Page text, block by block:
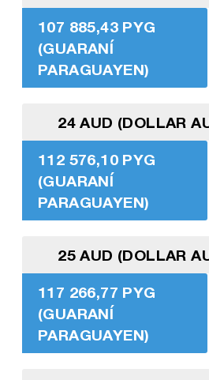
107 885,43 PYG
(GUARANÍ
PARAGUAYEN)
24 AUD (DOLLAR
112 576,10 PYG
(GUARANÍ
PARAGUAYEN)
25 AUD (DOLLAR
117 266,77 PYG
(GUARANÍ
PARAGUAYEN)